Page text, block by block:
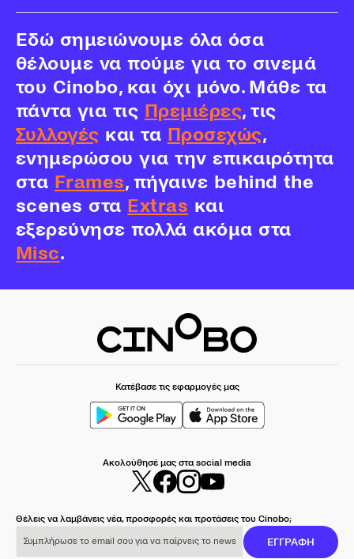
Εδώ σημειώνουμε όλα όσα
θέλουμε να πούμε για το σινεμά
του Cinobo, και όχι μόνο. Μάθε τα
πάντα για τις Πρεμιέρες, τις
Συλλογές και τα Προσεχώς,
ενημερώσου για την επικαιρότητα
στα Frames, πήγαινε behind the
scenes στα Extras και
εξερεύνησε πολλά ακόμα στα
Misc.
Κατέβασε τις εφαρμογές μας
Ακολούθησέ μας στα social media
Θέλεις να λαμβάνεις νέα, προσφορές και προτάσεις του Cinobo;
ΕΓΓΡΑΦΗ